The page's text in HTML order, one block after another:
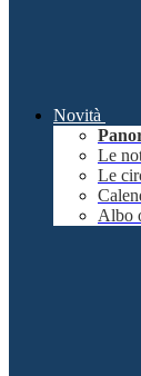
Novità
Le
Le
Albo